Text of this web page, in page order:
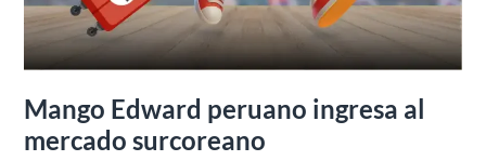
Mango Edward peruano ingresa al
mercado surcoreano